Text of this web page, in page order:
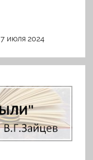
7 июля 2024